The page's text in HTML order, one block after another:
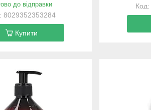
до відправки
8029352353284
Купити